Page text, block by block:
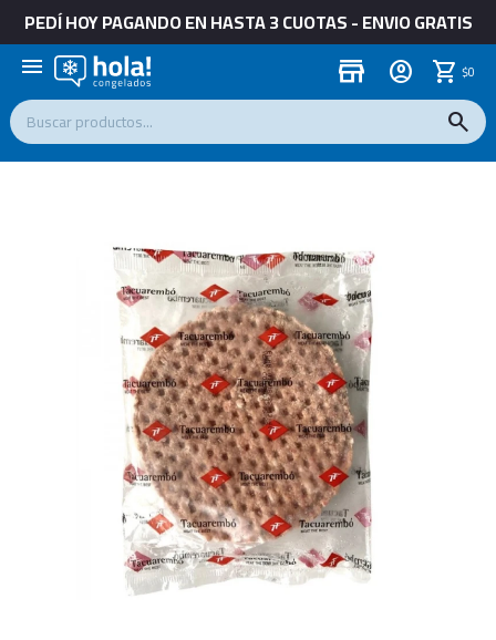
PEDÍ HOY PAGANDO EN HASTA 3 CUOTAS - ENVIO GRATIS
menu store $0